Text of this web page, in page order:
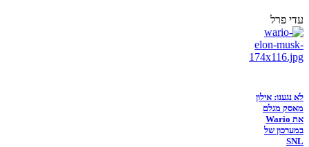
עדי פרל
לא נגענו: אילון
מאסק מגלם
את Wario
במערכון של
SNL